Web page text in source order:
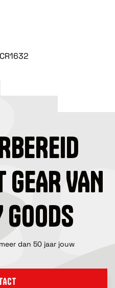
GEAR VAN
dan 50 jaar jouw